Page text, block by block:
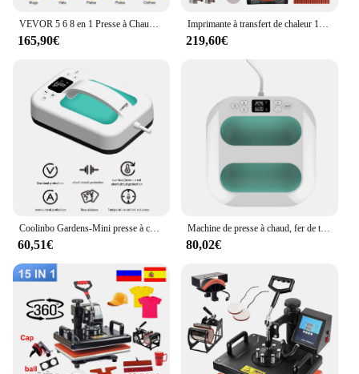
VEVOR 5 6 8 en 1 Presse à Chaud Presse de la Chaleur pour T shirt Presse Chauffante à Commande Numérique Sublimation Multifonctionnelle pour Mug/Tasse à Latte/Chapeau/Plaque/Bouteille
165,90€
Imprimante à transfert de chaleur 15-en-1 à sublimation ChlorMuntifunctional, pour t-shirt, tasse, casquette, football, bouteille, stylo, chaussures
219,60€
Coolinbo Gardens-Mini presse à chaud portable, machine de transfert de chaleur, température réglable, minuterie pour t-shirts, bricolage, 7x5 ", 6
60,51€
Machine de presse à chaud, fer de transfert chauffant, presse facile, chauffe rapide pour sublimation, HTV, chemises en vinyle, sacs, chapeaux, bricolage, 9x9 pouces
80,02€